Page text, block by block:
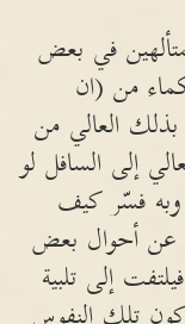
في بعض
من (ان
بذلك العالي من
إلى السافل لو
فسّر كيف
عن أحوال بعض
إلى تلبية